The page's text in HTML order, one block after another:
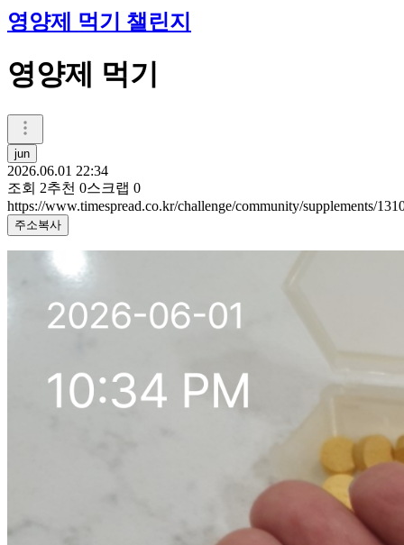
영양제 먹기 챌린지
영양제 먹기
jun
2026.06.01 22:34
조회 2추천 0스크랩 0
https://www.timespread.co.kr/challenge/community/supplements/
주소복사